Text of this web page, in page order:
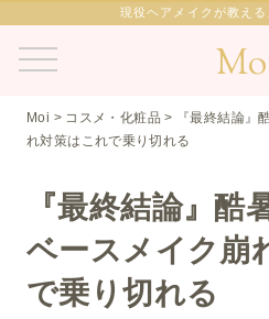
現役ヘアメイクが教え
Moi > コスメ・化粧品 >
『最終結論』
れ対策はこれで乗り切れる
『最終結論』酷
ベースメイク崩
で乗り切れる